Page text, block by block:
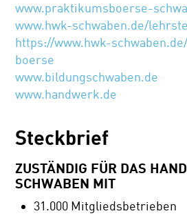
www.praktikumsboerse-
www.hwk-schwaben.de/
https://www.hwk-
boerse
www.bildungschwaben.de
www.handwerk.de
Steckbrief
ZUSTÄNDIG FÜR DAS
SCHWABEN MIT
31.000 Mitgliedsbetrieben